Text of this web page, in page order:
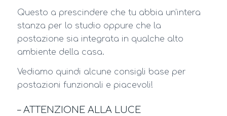
Questo a prescindere che tu abbia un’intera
stanza per lo studio oppure che la
postazione sia integrata in qualche alto
ambiente della casa.
Vediamo quindi alcune consigli base per
postazioni funzionali e piacevoli!
– ATTENZIONE ALLA LUCE